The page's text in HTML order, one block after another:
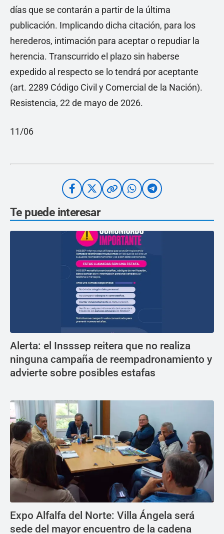
días que se contarán a partir de la última
publicación. Implicando dicha citación, para los
herederos, intimación para aceptar o repudiar la
herencia. Transcurrido el plazo sin haberse
expedido al respecto se lo tendrá por aceptante
(art. 2289 Código Civil y Comercial de la Nación).
Resistencia, 22 de mayo de 2026.
11/06
Te puede interesar
Alerta: el Insssep reitera que no realiza
ninguna campaña de reempadronamiento y
advierte sobre posibles estafas
Expo Alfalfa del Norte: Villa Ángela será
sede del mayor encuentro de la cadena